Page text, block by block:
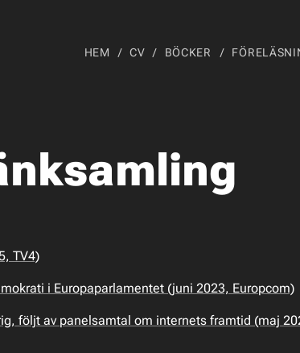
HEM CV BÖCKER
TV4)
i Europaparlamentet (juni 2023, Europcom)
följt av panelsamtal om internets framtid (maj